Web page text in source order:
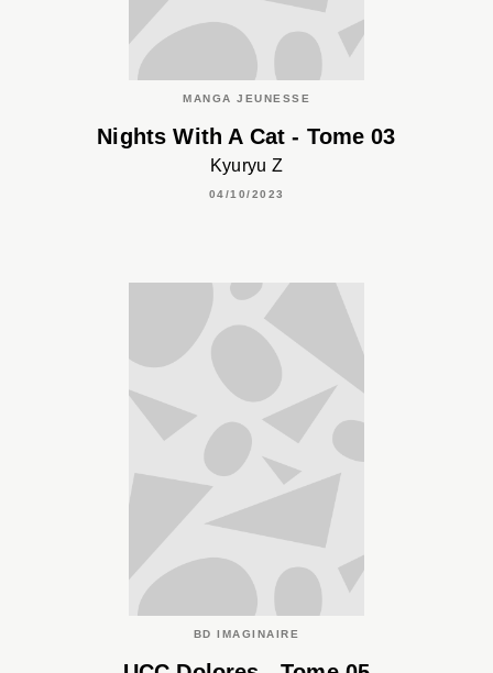
MANGA JEUNESSE
Nights With A Cat - Tome 03
Kyuryu Z
04/10/2023
BD IMAGINAIRE